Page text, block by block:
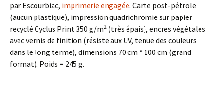
par Escourbiac, imprimerie engagée. Carte post-pétrole
(aucun plastique), impression quadrichromie sur papier
recyclé Cyclus Print 350 g/m2 (très épais), encres végétales
avec vernis de finition (résiste aux UV, tenue des couleurs
dans le long terme), dimensions 70 cm * 100 cm (grand
format). Poids = 245 g.